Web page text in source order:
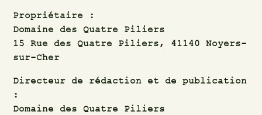
Propriétaire :
Domaine des Quatre Piliers
15 Rue des Quatre Piliers, 41140 Noyers-
sur-Cher
Directeur de rédaction et de
publication
:
Domaine des Quatre Piliers